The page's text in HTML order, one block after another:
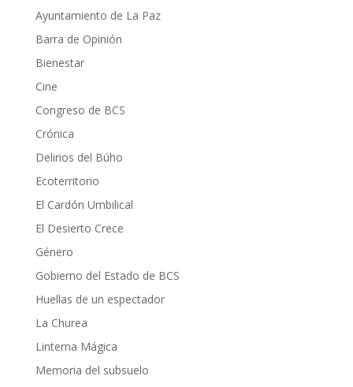
Ayuntamiento de La Paz
Barra de Opinión
Bienestar
Cine
Congreso de BCS
Crónica
Delirios del Búho
Ecoterritorio
El Cardón Umbilical
El Desierto Crece
Género
Gobierno del Estado de BCS
Huellas de un espectador
La Churea
Linterna Mágica
Memoria del subsuelo